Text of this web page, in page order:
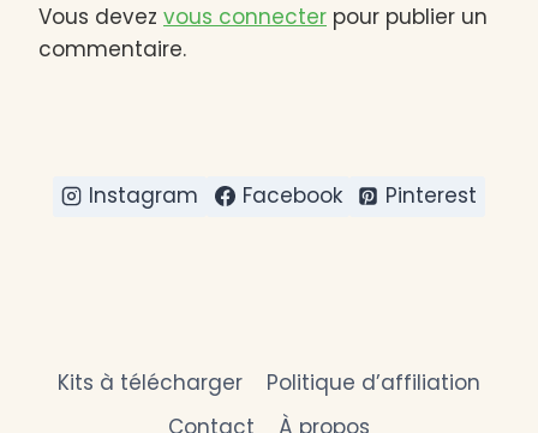
Vous devez vous connecter pour publier un
commentaire.
Instagram Facebook Pinterest
Kits à télécharger
Politique d’affiliation
Contact
À propos